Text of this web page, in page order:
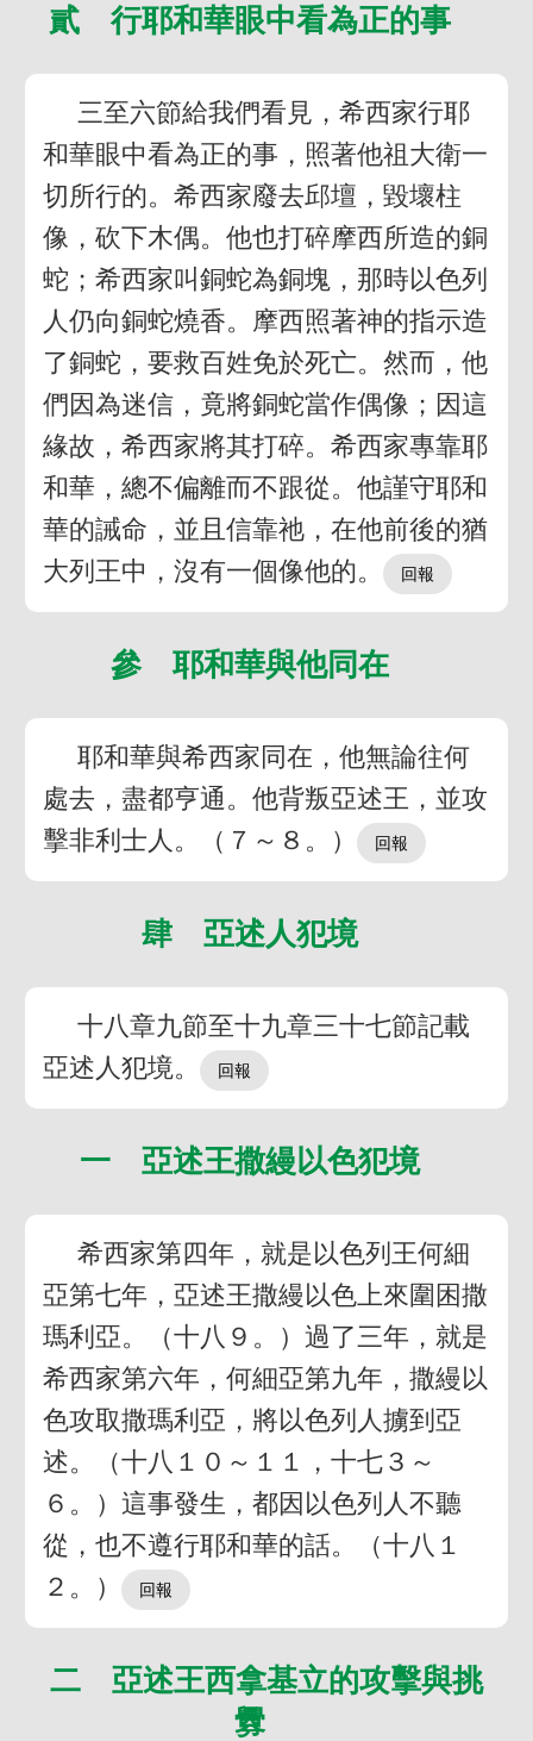
貳 行耶和華眼中看為正的事
三至六節給我們看見，希西家行耶
和華眼中看為正的事，照著他祖大衛一
切所行的。希西家廢去邱壇，毀壞柱
像，砍下木偶。他也打碎摩西所造的銅
蛇；希西家叫銅蛇為銅塊，那時以色列
人仍向銅蛇燒香。摩西照著神的指示造
了銅蛇，要救百姓免於死亡。然而，他
們因為迷信，竟將銅蛇當作偶像；因這
緣故，希西家將其打碎。希西家專靠耶
和華，總不偏離而不跟從。他謹守耶和
華的誡命，並且信靠祂，在他前後的猶
大列王中，沒有一個像他的。
參 耶和華與他同在
耶和華與希西家同在，他無論往何
處去，盡都亨通。他背叛亞述王，並攻
擊非利士人。（７～８。）
肆 亞述人犯境
十八章九節至十九章三十七節記載
亞述人犯境。
一 亞述王撒縵以色犯境
希西家第四年，就是以色列王何細
亞第七年，亞述王撒縵以色上來圍困撒
瑪利亞。（十八９。）過了三年，就是
希西家第六年，何細亞第九年，撒縵以
色攻取撒瑪利亞，將以色列人擄到亞
述。（十八１０～１１，十七３～
６。）這事發生，都因以色列人不聽
從，也不遵行耶和華的話。（十八１
２。）
二 亞述王西拿基立的攻擊與挑
釁